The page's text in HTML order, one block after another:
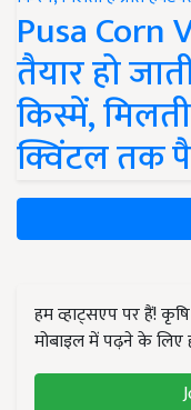
Pusa
तैयार हो
किस्में,
क्विंटल तक
हम व्हाट्सएप पर हैं!
मोबाइल में पढ़ने के लिए